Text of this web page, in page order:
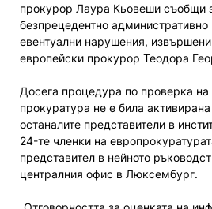
прокурор Лаура Кьовеши съобщи
безпрецедентно административно
евентуални нарушения,
европейски прокурор Теодора
Досега процедура по проверка на
прокуратура не е била
останалите представители в
24-те членки на
представител в нейното
централния офис в Люксембург.